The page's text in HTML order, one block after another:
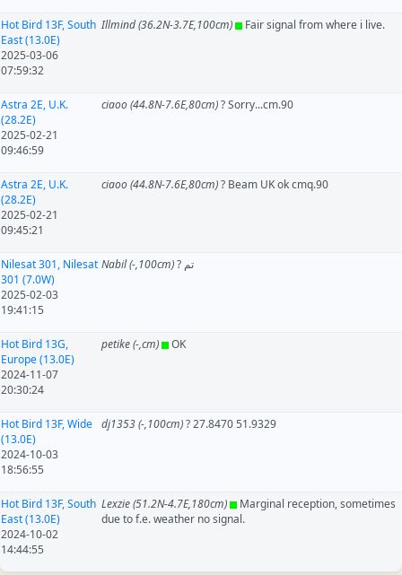
Hot Bird 13F, South
East (13.0E)
2025-03-06
07:59:32
Illmind (36.2N-3.7E,100cm) Fair signal from where i live.
Astra 2E, U.K.
(28.2E)
2025-02-21
09:46:59
ciaoo (44.8N-7.6E,80cm)? Sorry...cm.90
Astra 2E, U.K.
(28.2E)
2025-02-21
09:45:21
ciaoo (44.8N-7.6E,80cm)? Beam UK ok cmq.90
Nilesat 301, Nilesat
301 (7.0W)
2025-02-03
19:41:15
Nabil (-,100cm) ? تم
Hot Bird 13G,
Europe (13.0E)
2024-11-07
20:30:24
petike (-,cm) OK
Hot Bird 13F, Wide
(13.0E)
2024-10-03
18:56:55
dj1353 (-,100cm)? 27.8470 51.9329
Hot Bird 13F, South
East (13.0E)
2024-10-02
14:44:55
Lexzie (51.2N-4.7E,180cm)
Marginal reception, sometimes
due to f.e. weather no signal.